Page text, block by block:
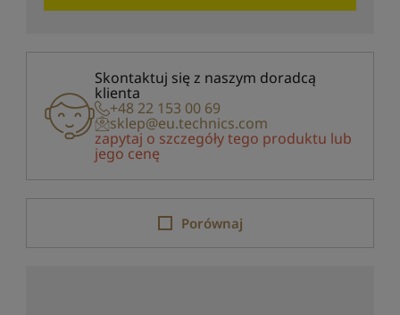
Skontaktuj się z naszym doradcą
klienta
+48 22 153 00 69
sklep@eu.technics.com
zapytaj o szczegóły tego produktu lub
jego cenę
Porównaj